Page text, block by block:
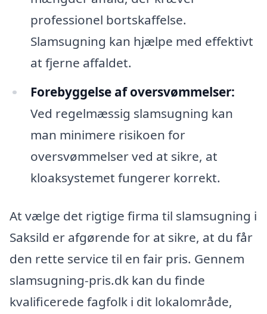
professionel bortskaffelse.
Slamsugning kan hjælpe med effektivt
at fjerne affaldet.
Forebyggelse af oversvømmelser:
Ved regelmæssig slamsugning kan
man minimere risikoen for
oversvømmelser ved at sikre, at
kloaksystemet fungerer korrekt.
At vælge det rigtige firma til slamsugning i
Saksild er afgørende for at sikre, at du får
den rette service til en fair pris. Gennem
slamsugning-pris.dk kan du finde
kvalificerede fagfolk i dit lokalområde,